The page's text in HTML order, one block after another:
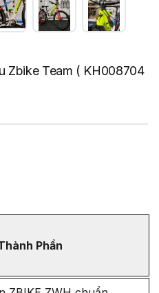
Zbike Team ( KH008704
Phần